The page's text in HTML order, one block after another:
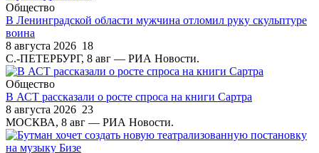
Общество
В Ленинградской области мужчина отломил руку скульптуре
воина
8 августа 2026 18
С.-ПЕТЕРБУРГ, 8 авг — РИА Новости.
Общество
В АСТ рассказали о росте спроса на книги Сартра
8 августа 2026 23
МОСКВА, 8 авг — РИА Новости.